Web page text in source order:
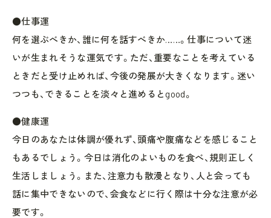
●仕事運
何を選ぶべきか、誰に何を話すべきか……。仕事について迷
いが生まれそうな運気です。ただ、重要なことを考えている
ときだと受け止めれば、今後の発展が大きくなります。迷い
つつも、できることを淡々と進めるとgood。
●健康運
今日のあなたは体調が優れず、頭痛や腹痛などを感じること
もあるでしょう。今日は消化のよいものを食べ、規則正しく
生活しましょう。また、注意力も散漫となり、人と会っても
話に集中できないので、会食などに行く際は十分な注意が必
要です。